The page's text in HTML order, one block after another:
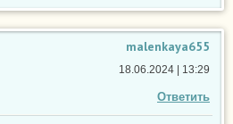
malenkaya655
Ответить
18.06.2024 | 13:29